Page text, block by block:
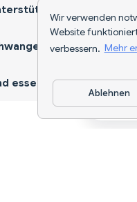
Wir verwenden
Website
verbessern. Mehr
Ablehnen
essen